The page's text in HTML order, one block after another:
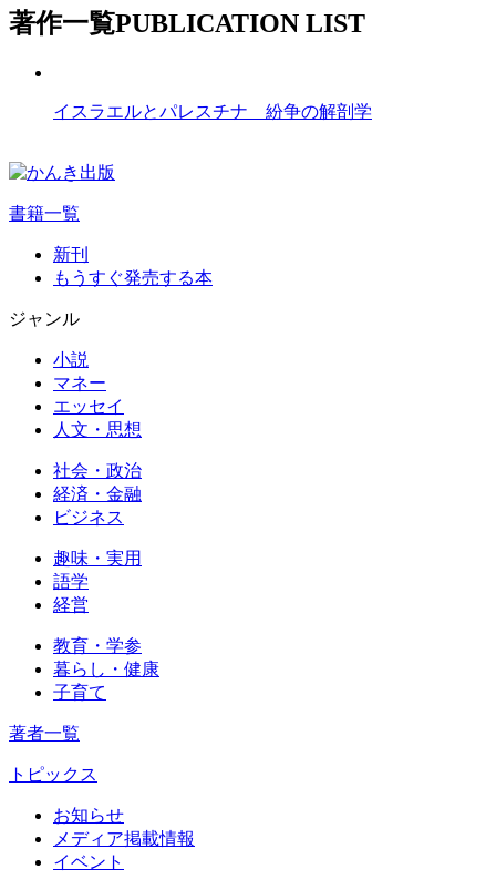
著作一覧PUBLICATION LIST
イスラエルとパレスチナ 紛争の解剖学
書籍一覧
新刊
もうすぐ発売する本
ジャンル
小説
マネー
エッセイ
人文・思想
社会・政治
経済・金融
ビジネス
趣味・実用
語学
経営
教育・学参
暮らし・健康
子育て
著者一覧
トピックス
お知らせ
メディア掲載情報
イベント